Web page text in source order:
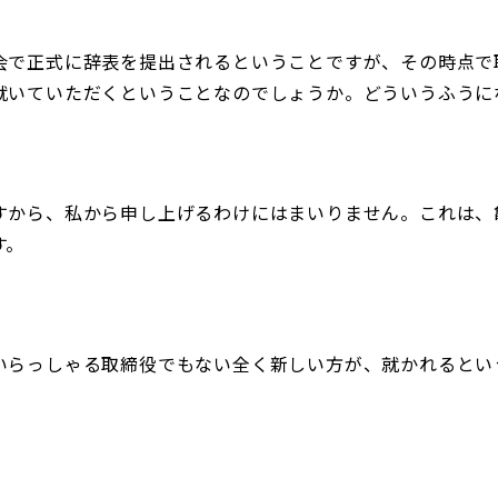
正式に辞表を提出されるということですが、その時点
ていただくということなのでしょうか。どういうふう
ら、私から申し上げるわけにはまいりません。これは
っしゃる取締役でもない全く新しい方が、就かれると